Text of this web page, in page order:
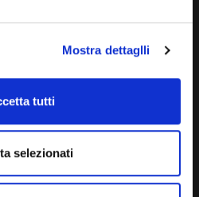
Mostra dettaglli
tutti
selezionati